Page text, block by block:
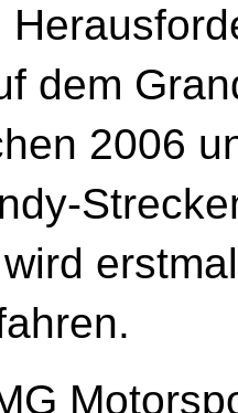
dem
2006